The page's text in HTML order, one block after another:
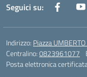
Seguici su:
Indirizzo: Piazza
Centralino:0823961077
Posta elettronica